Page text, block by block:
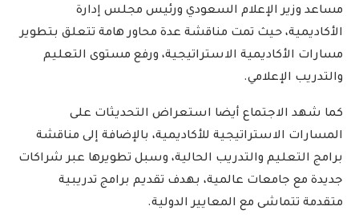
مساعد وزير الإعلام السعودي ورئيس مجلس إدارة
الأكاديمية، حيث تمت مناقشة عدة محاور هامة تتعلق بتطوير
مسارات الأكاديمية الاستراتيجية، ورفع مستوى التعليم
والتدريب الإعلامي.
كما شهد الاجتماع أيضا استعراض التحديثات على
المسارات الاستراتيجية للأكاديمية، بالإضافة إلى مناقشة
برامج التعليم والتدريب الحالية، وسبل تطويرها عبر شراكات
جديدة مع جامعات عالمية، بهدف تقديم برامج تدريبية
متقدمة تتماشى مع المعايير الدولية.